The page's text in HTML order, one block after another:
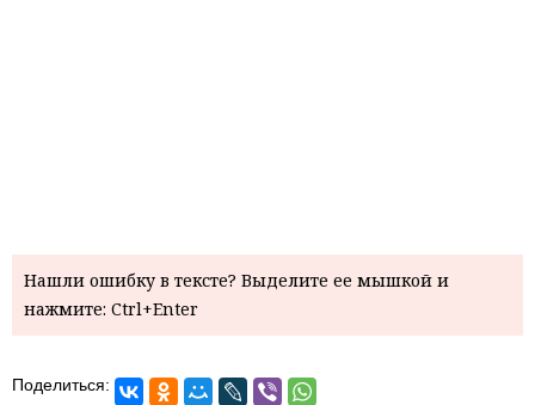
Нашли ошибку в тексте? Выделите ее мышкой и
нажмите: Ctrl+Enter
Поделиться: